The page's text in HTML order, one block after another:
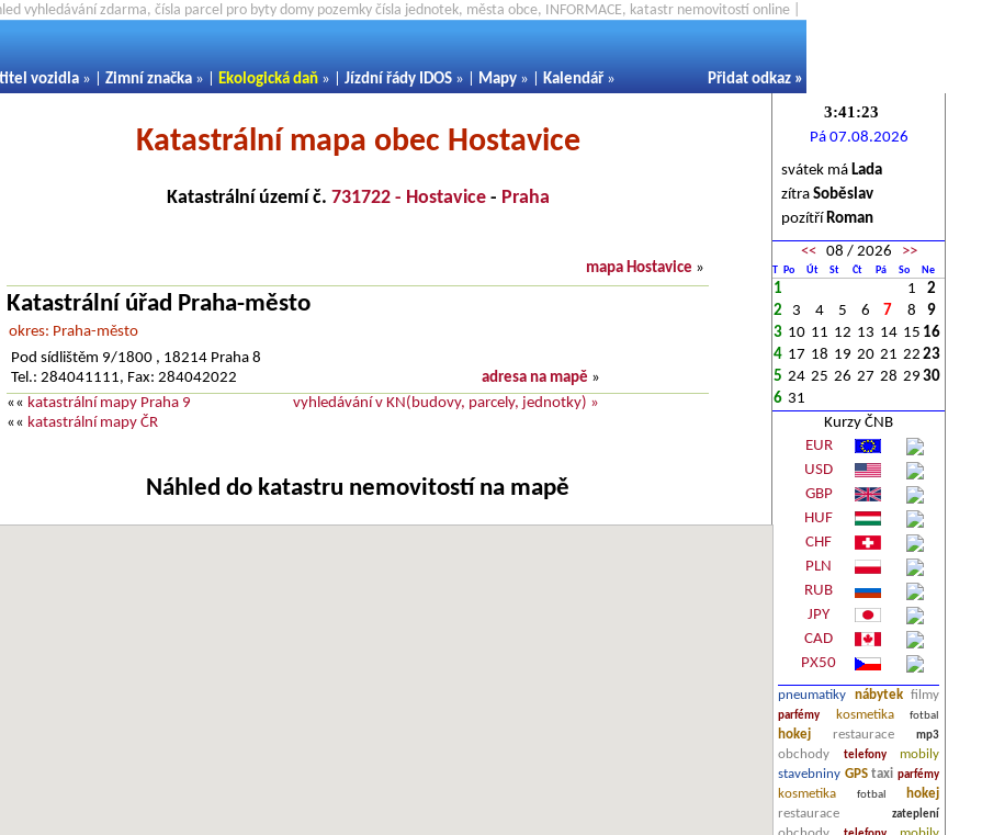
vyhledávání zdarma, čísla parcel pro byty domy pozemky čísla jednotek, města obce, INFORMACE, katastr nemovitostí online |
vozidla » | Zimní značka » | Ekologická daň » | Jízdní řády IDOS » | Mapy » | Kalendář » Přidat odkaz »
Katastrální mapa obec Hostavice
Katastrální území č. 731722 - Hostavice- Praha
mapa Hostavice »
Katastrální úřad Praha-město
okres: Praha-město
Pod sídlištěm 9/1800 , 18214 Praha 8
Tel.: 284041111, Fax: 284042022
adresa na mapě »
«« katastrální mapy Praha 9
«« katastrální mapy ČR
vyhledávání v KN(budovy, parcely, jednotky) »
Náhled do katastru nemovitostí na mapě
Pá 07.08.2026
svátek má Lada
zítra Soběslav
pozítří Roman
<<08 / 2026 >>
T Po Út St Čt Pá So Ne
1 1
2
2
3 4 5 6 7 8
9
3 10 11 12 13 14 15 16
4 17 18 19 20 21 22 23
5 24 25 26 27 28 29 30
6 31
Kurzy ČNB
EUR
USD
GBP
HUF
CHF
PLN
RUB
JPY
CAD
PX50
pneumatiky nábytek filmy
parfémy kosmetika fotbal
hokej restaurace mp3
obchody telefony
mobily
stavebniny GPS taxi parfémy
kosmetika fotbal
hokej
restaurace
zateplení